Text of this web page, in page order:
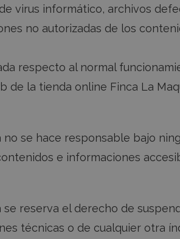
virus informático, archivos
no autorizadas de los
respecto al normal
de la tienda online Finca La
no se hace responsable bajo
e informaciones
reserva el derecho de
técnicas o de cualquier otra